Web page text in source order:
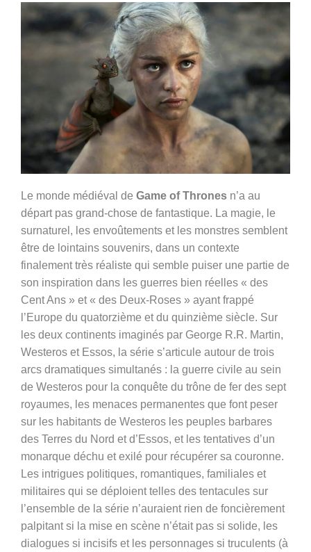
Le monde médiéval de Game of Thrones n’a au
départ pas grand-chose de fantastique. La magie, le
surnaturel, les envoûtements et les monstres semblent
être de lointains souvenirs, dans un contexte
finalement très réaliste qui semble puiser une partie de
son inspiration dans les guerres bien réelles « des
Cent Ans » et « des Deux-Roses » ayant frappé
l’Europe du quatorzième et du quinzième siècle. Sur
les deux continents imaginés par George R.R. Martin,
Westeros et Essos, la série s’articule autour de trois
arcs dramatiques simultanés : la guerre civile au sein
de Westeros pour la conquête du trône de fer des sept
royaumes, les menaces permanentes que font peser
sur les habitants de Westeros les peuples barbares
des Terres du Nord et d’Essos, et les tentatives d’un
monarque déchu et exilé pour récupérer sa couronne.
Les intrigues politiques, romantiques, familiales et
militaires qui se déploient telles des tentacules sur
l’ensemble de la série n’auraient rien de foncièrement
palpitant si la mise en scène n’était pas si solide, les
dialogues si incisifs et les personnages si truculents (à